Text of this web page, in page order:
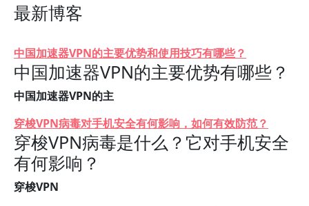
最新博客
中国加速器VPN的主要优势和使用技巧有哪些？
中国加速器VPN的主要优势有哪些？
中国加速器VPN的主
穿梭VPN病毒对手机安全有何影响，如何有效防范？
穿梭VPN病毒是什么？它对手机安全
有何影响？
穿梭VPN